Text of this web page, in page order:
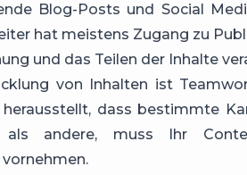
Blog-Posts und Social
hat meistens Zugang zu
und das Teilen der Inhalte
von Inhalten ist
herausstellt, dass bestimmte
als andere, muss Ihr